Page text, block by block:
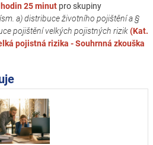
25 minut pro skupiny
a) distribuce životního pojištění a §
pojištění velkých pojistných rizik(Kat.
pojistná rizika - Souhrnná zkouška